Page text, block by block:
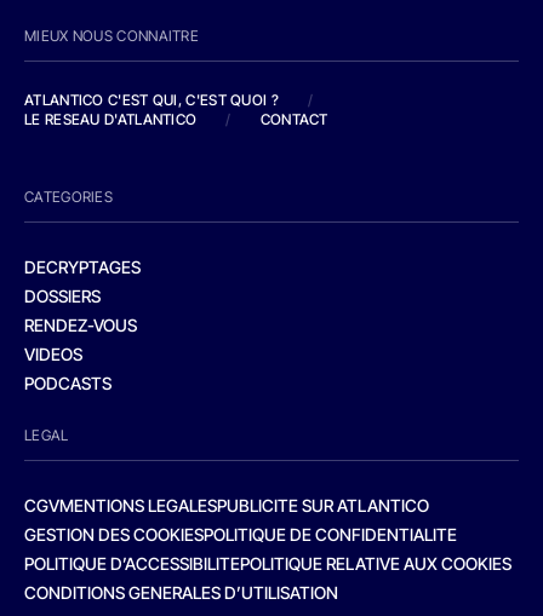
MIEUX NOUS CONNAITRE
ATLANTICO C'EST QUI, C'EST QUOI ?
/
LE RESEAU D'ATLANTICO
/ CONTACT
CATEGORIES
DECRYPTAGES
DOSSIERS
RENDEZ-VOUS
VIDEOS
PODCASTS
LEGAL
CGVMENTIONS LEGALESPUBLICITE SUR ATLANTICO
GESTION DES COOKIESPOLITIQUE DE CONFIDENTIALITE
POLITIQUE D’ACCESSIBILITEPOLITIQUE RELATIVE AUX COOKIES
CONDITIONS GENERALES D’UTILISATION